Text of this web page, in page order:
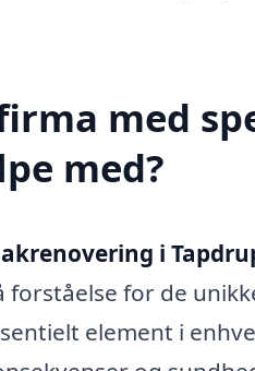
med
med?
i
forståelse for de
element i